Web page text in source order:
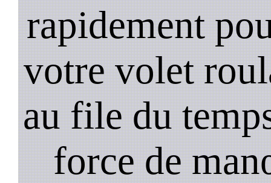
rapidement
votre volet
au file du
force de